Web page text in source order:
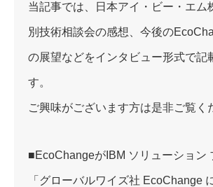
当記事では、日本アイ・ビー・エム
別技術相談会の感想、今後の
の展望などをインタビュー形式で記
す。
ご興味がございます方は是非ご覧く
■EcoChangeがIBM ソリューション
「グローバルワイズ社 EcoChange